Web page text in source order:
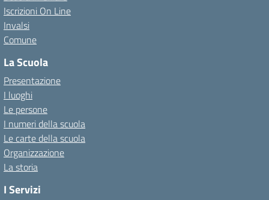
Iscrizioni On Line
Invalsi
Comune
La Scuola
Presentazione
I luoghi
Le persone
I numeri della scuola
Le carte della scuola
Organizzazione
La storia
I Servizi